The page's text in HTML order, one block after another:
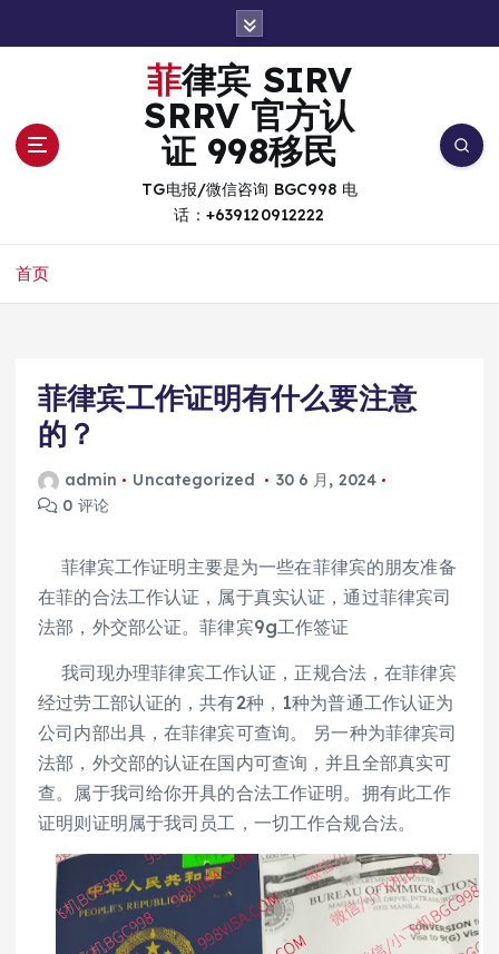
菲律宾 SIRV
SRRV 官方认
证 998移民
TG电报/微信咨询 BGC998 电
话：+639120912222
首页
菲律宾工作证明有什么要注意
的？
admin Uncategorized
30 6 月, 2024
0 评论
菲律宾工作证明主要是为一些在菲律宾的朋友准备
在菲的合法工作认证，属于真实认证，通过菲律宾司
法部，外交部公证。菲律宾9g工作签证
我司现办理菲律宾工作认证，正规合法，在菲律宾
经过劳工部认证的，共有2种，1种为普通工作认证为
公司内部出具，在菲律宾可查询。 另一种为菲律宾司
法部，外交部的认证在国内可查询，并且全部真实可
查。属于我司给你开具的合法工作证明。拥有此工作
证明则证明属于我司员工，一切工作合规合法。